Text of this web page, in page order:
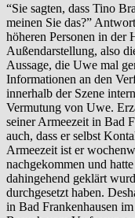
“Sie sagten, dass Tino
meinen Sie das?”
höheren Personen in der
Außendarstellung, also
Aussage, die Uwe mal
Informationen an den
innerhalb der Szene
Vermutung von Uwe.
seiner Armeezeit in Bad
auch, dass er selbst
Armeezeit ist er
nachgekommen und
dahingehend geklärt
durchgesetzt haben.
in Bad Frankenhausen